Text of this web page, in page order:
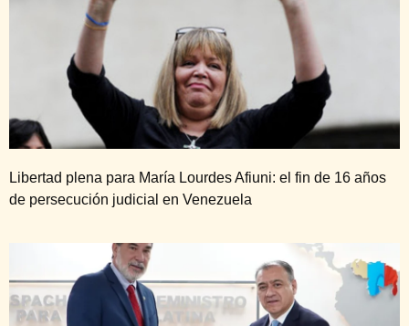
Libertad plena para María Lourdes Afiuni: el fin de 16 años
de persecución judicial en Venezuela